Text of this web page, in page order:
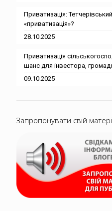
Приватизація:
«приватизація»?
28.10.2025
Приватизація
шанс для інвестора,
09.10.2025
Запропонувати свій